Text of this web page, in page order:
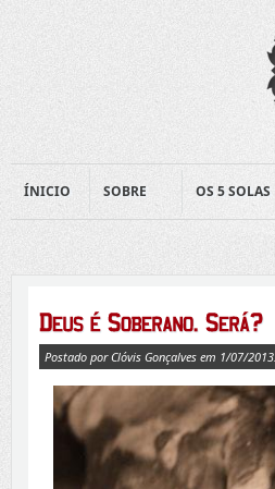
ÍNICIO SOBRE OS 5 SOLAS
Postado por Clóvis Gonçalves em 1/07/2013.